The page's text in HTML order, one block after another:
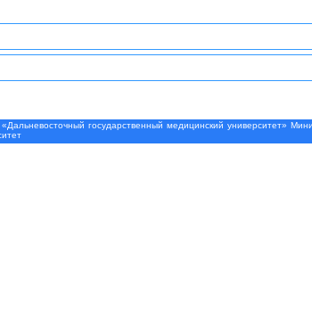
государственный медицинский университет»